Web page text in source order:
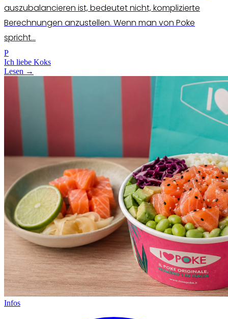
auszubalancieren ist, bedeutet nicht, komplizierte
Berechnungen anzustellen. Wenn man von Poke
spricht...
P
Ich liebe Koks
Lesen →
Infos